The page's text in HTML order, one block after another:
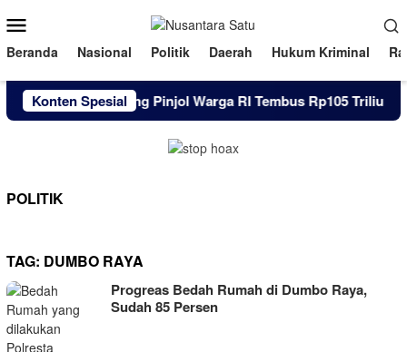
ke
kontenMobile
Beranda Nasional Politik Daerah Hukum Kriminal
Konten SpesialUtang Pinjol Warga RI Tembus Rp105 Triliun
POLITIK
TAG: DUMBO RAYA
Progreas Bedah Rumah di Dumbo Raya,
Sudah 85 Persen